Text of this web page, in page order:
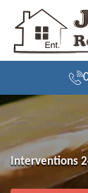
Interventions